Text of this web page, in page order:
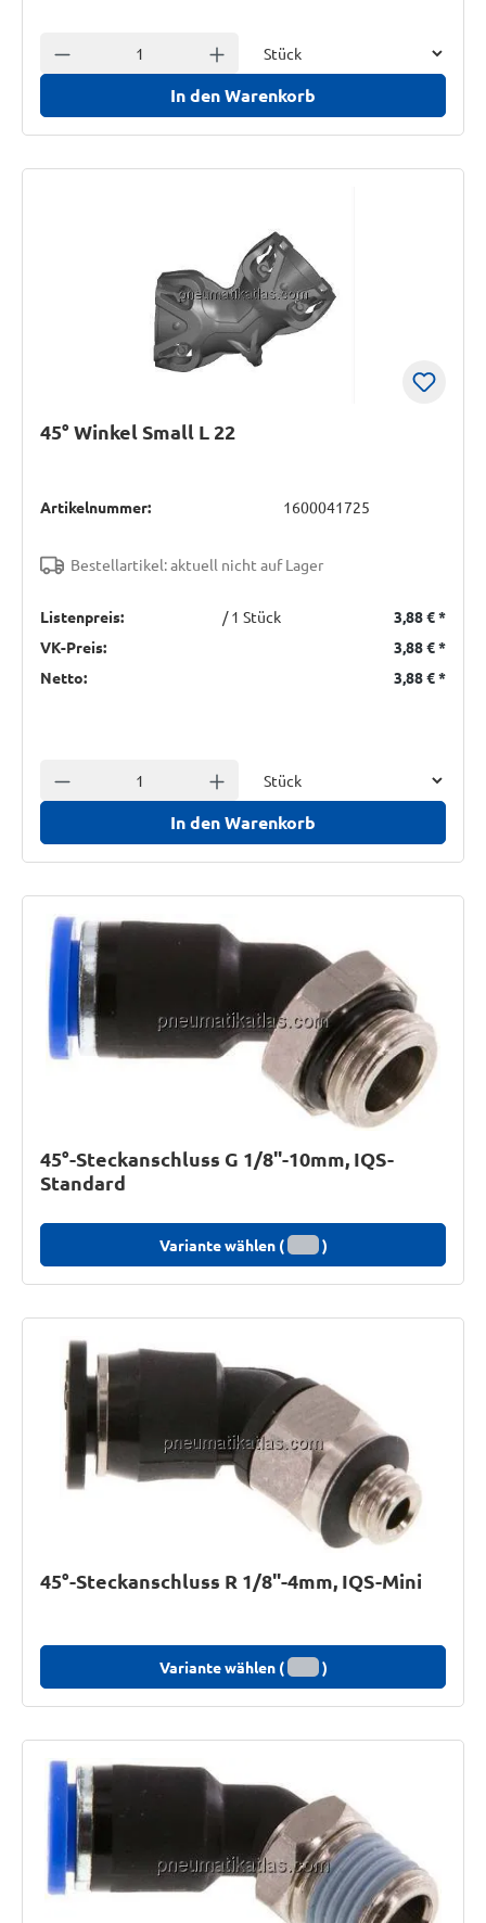
Anzahl verringern Anzahl erhöhen
In den Warenkorb
45° Winkel Small L 22
Artikelnummer: 1600041725
Bestellartikel: aktuell nicht auf Lager
Listenpreis: / 1 Stück 3,88 €*
VK-Preis:
3,88 €*
Netto:
3,88 €*
Anzahl verringern Anzahl erhöhen
In den Warenkorb
45°-Steckanschluss G 1/8"-10mm, IQS-
Standard
Variante wählen ( )
45°-Steckanschluss R 1/8"-4mm, IQS-Mini
Variante wählen ( )